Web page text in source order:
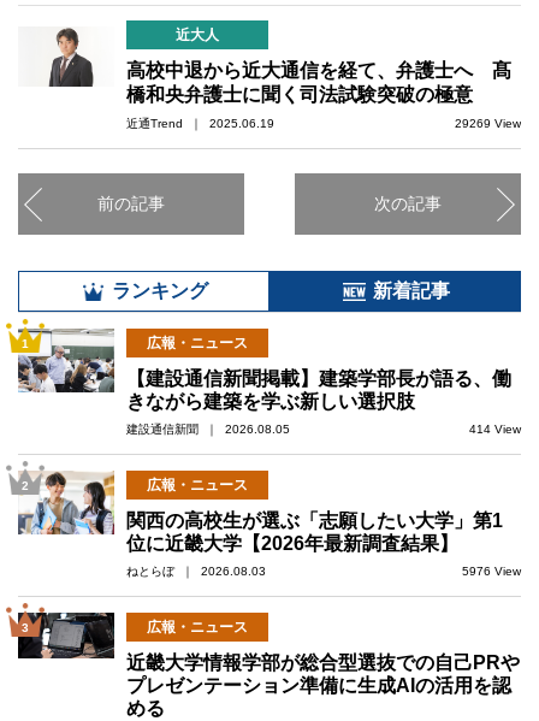
近大人
高校中退から近大通信を経て、弁護士へ 髙
橋和央弁護士に聞く司法試験突破の極意
近通Trend ｜ 2025.06.19 29269 View
前の記事 次の記事
ランキング 新着記事
1 広報・ニュース
【建設通信新聞掲載】建築学部長が語る、働
きながら建築を学ぶ新しい選択肢
建設通信新聞 ｜ 2026.08.05 414 View
2 広報・ニュース
関西の高校生が選ぶ「志願したい大学」第1
位に近畿大学【2026年最新調査結果】
ねとらぼ ｜ 2026.08.03 5976 View
3 広報・ニュース
近畿大学情報学部が総合型選抜での自己PRや
プレゼンテーション準備に生成AIの活用を認
める